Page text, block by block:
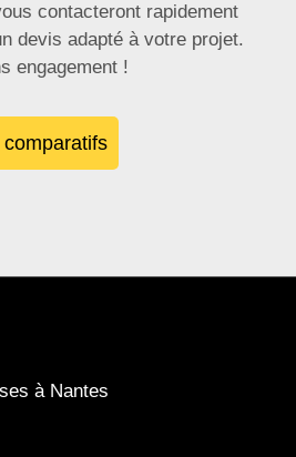
contacteront rapidement
devis adapté à votre projet.
engagement !
à Nantes